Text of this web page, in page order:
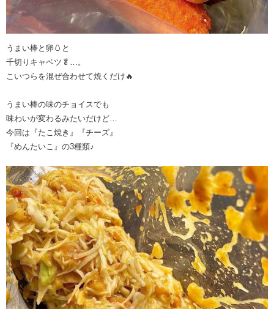
うまい棒と卵🥚と
千切りキャベツ🥬…。
こいつらを混ぜ合わせて焼くだけ🔥
うまい棒の味のチョイスでも
味わいが変わるみたいだけど…
今回は『たこ焼き』『チーズ』
『めんたいこ』の3種類♪